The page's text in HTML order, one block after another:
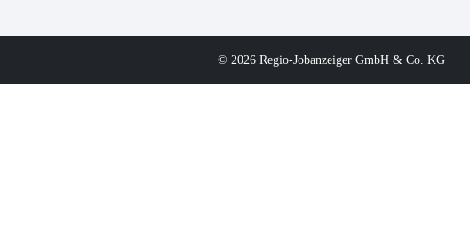
© 2026 Regio-Jobanzeiger GmbH & Co. KG